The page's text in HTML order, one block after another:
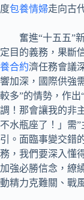
度包養情婦走向古
奮進“十五五”
定目的義務，果斷
養合約濟任務會議
響加深，國際供強
較多”的情勢，作出
調！那會讓我的非
不水瓶座了！」需”
引。面臨事變交錯
務，我們要深入懂
加強必勝信念，繚
動精力克難關、戰